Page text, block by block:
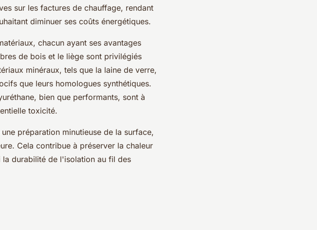
sur les factures de chauffage, rendant
diminuer ses coûts énergétiques.
chacun ayant ses avantages
de bois et le liège sont privilégiés
minéraux, tels que la laine de verre,
que leurs homologues synthétiques.
bien que performants, sont à
toxicité.
préparation minutieuse de la surface,
Cela contribue à préserver la chaleur
durabilité de l'isolation au fil des